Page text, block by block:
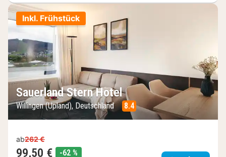
Inkl. Frühstück
Sauerland Stern Hotel
Willingen (Upland), Deutschland 8.4
ab262 €
99,50 € -62 %